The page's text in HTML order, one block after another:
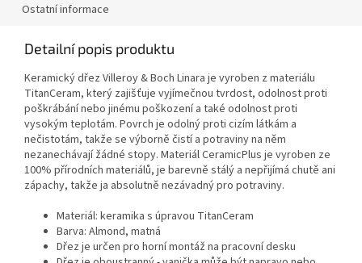
Ostatní informace
Detailní popis produktu
Keramický dřez Villeroy & Boch Linara je vyroben z materiálu
TitanCeram, který zajišťuje vyjímečnou tvrdost, odolnost proti
poškrábání nebo jinému poškození a také odolnost proti
vysokým teplotám. Povrch je odolný proti cizím látkám a
nečistotám, takže se výborně čistí a potraviny na něm
nezanechávají žádné stopy. Materiál CeramicPlus je vyroben ze
100% přírodních materiálů, je barevně stálý a nepřijímá chutě ani
zápachy, takže ja absolutně nezávadný pro potraviny.
Materiál: keramika s úpravou TitanCeram
Barva: Almond, matná
Dřez je určen pro horní montáž na pracovní desku